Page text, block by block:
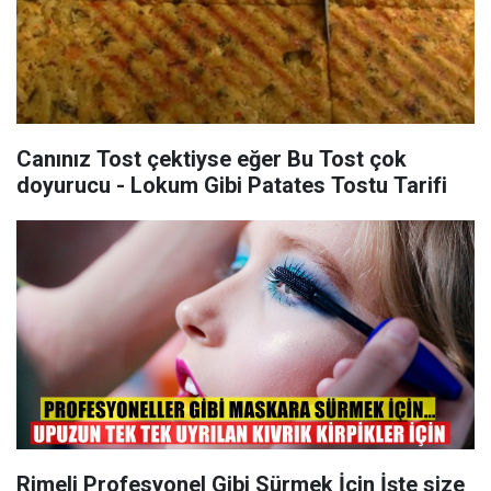
Canınız Tost çektiyse eğer Bu Tost çok
doyurucu - Lokum Gibi Patates Tostu Tarifi
Rimeli Profesyonel Gibi Sürmek İçin İşte size